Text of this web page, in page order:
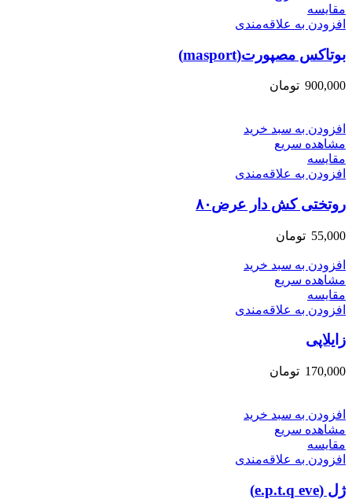
مقایسه
افزودن به علاقه‌مندی
بوتاکس مصپورت(masport)
900,000 تومان
افزودن به سبد خرید
مشاهده سریع
مقایسه
افزودن به علاقه‌مندی
روتختی کش دار عرض۸۰
55,000 تومان
افزودن به سبد خرید
مشاهده سریع
مقایسه
افزودن به علاقه‌مندی
زایلاپی
170,000 تومان
افزودن به سبد خرید
مشاهده سریع
مقایسه
افزودن به علاقه‌مندی
ژل (e.p.t.q eve)